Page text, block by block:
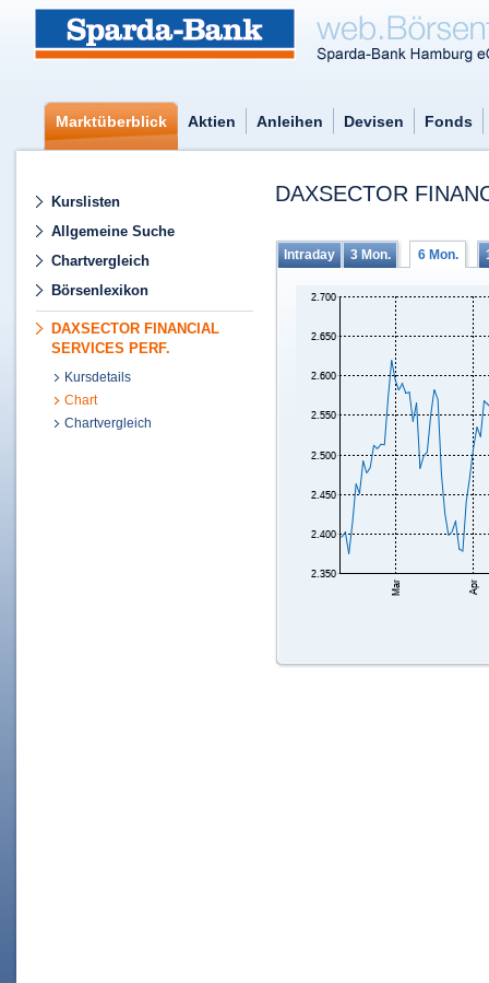
Marktüberblick Aktien Anleihen Devisen Fonds
Kurslisten
Allgemeine Suche
Chartvergleich
Börsenlexikon
DAXSECTOR FINANCIAL
SERVICES PERF.
Kursdetails
Chart
Chartvergleich
DAXSECTOR
Intraday 3 Mon. 6 Mon.